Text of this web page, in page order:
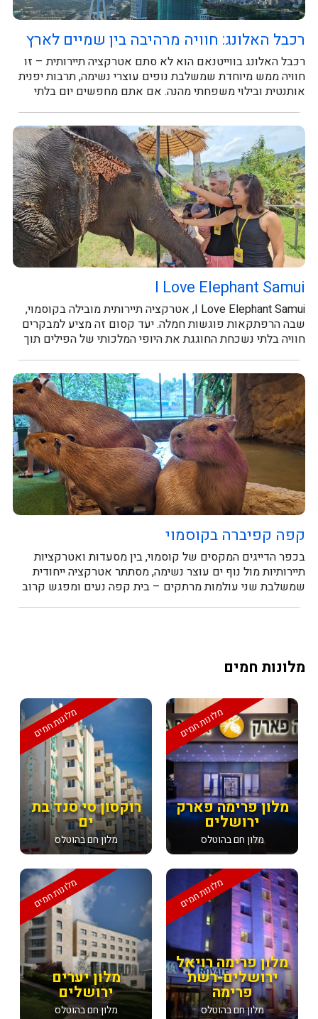
רכבל האלונג: חוויה מרהיבה בין שמיים לארץ
רכבל האלונג בווייטנאם הוא לא סתם אטרקציה תיירותית – זו
חוויה ממש מיוחדת שמשלבת נופים עוצרי נשימה, תרבות יפנית
אותנטית ובילוי משפחתי מהנה. אם אתם מחפשים יום בלתי
I Love Elephant Samui
I Love Elephant Samui, אטרקציה תיירותית מובילה בקוסמוי,
שבה הרפתקאות פוגשות חמלה. יעד קסום זה מציע למבקרים
חוויה בלתי נשכחת החוגגת את היופי המלכותי של הפילים תוך
קפה קפיברה בקוסמוי
בכפר הדייגים המקסים של קוסמוי, בין מסעדות ואטרקציות
תיירותיות מול נוף ים עוצר נשימה, מסתתר אטרקציה ייחודית
שמשלבת שני עולמות מרתקים – בית קפה נעים ומפגש קרוב
מלונות חמים
מלונות חמים
רוקסון סי סנד בת
ים
מלון חם בהוטלס
מלונות חמים
מלון פרימה פארק
ירושלים
מלון חם בהוטלס
מלונות חמים
מלון יערים
ירושלים
מלון חם בהוטלס
מלונות חמים
מלון פרימה רויאל
ירושלים-רשת
פרימה
מלון חם בהוטלס